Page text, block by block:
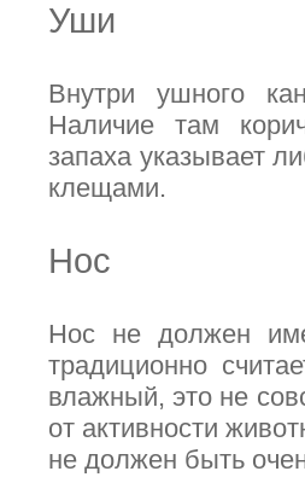
Уши
Внутри ушного
Наличие там
запаха указывает
клещами.
Нос
Нос не должен
традиционно
влажный, это не
от активности
не должен быть